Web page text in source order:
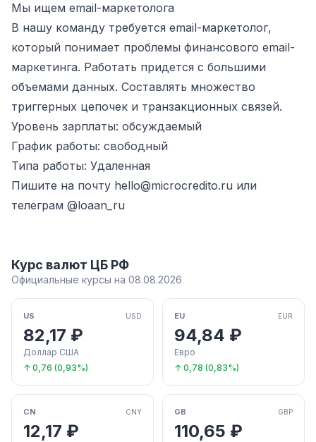
Мы ищем email-маркетолога
В нашу команду требуется email-маркетолог,
который понимает проблемы финансового email-
маркетинга. Работать придется с большими
объемами данных. Составлять множество
триггерных цепочек и транзакционных связей.
Уровень зарплаты: обсуждаемый
График работы: свободный
Типа работы: Удаленная
Пишите на почту hello@microcredito.ru или
телеграм @loaan_ru
Курс валют ЦБ РФ
Официальные курсы на 08.08.2026
US USD
82,17 ₽
Доллар США
↑ 0,76 (0,93%)
EU EUR
94,84 ₽
Евро
↑ 0,78 (0,83%)
CN CNY
12,17 ₽
GB GBP
110,65 ₽